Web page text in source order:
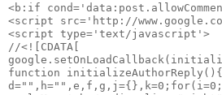
<b:if
<script src='http://
<script type='text/javascript'>
//<![CDATA[
function